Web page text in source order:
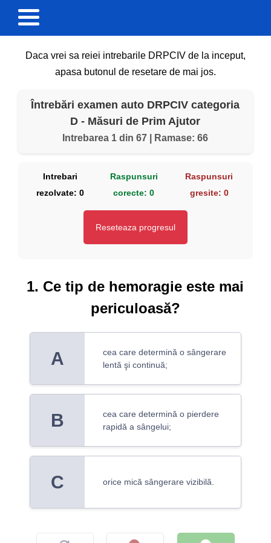
Daca vrei sa reiei intrebarile DRPCIV de la inceput,
apasa butonul de resetare de mai jos.
Întrebări examen auto DRPCIV categoria
D - Măsuri de Prim Ajutor
Intrebarea 1 din 67 | Ramase: 66
Intrebari
rezolvate: 0
Raspunsuri
corecte:0
Raspunsuri
gresite: 0
Reseteaza progresul
1. Ce tip de hemoragie este mai
periculoasă?
A
cea care determină o sângerare
lentă şi continuă;
B
cea care determină o pierdere
rapidă a sângelui;
C orice mică sângerare vizibilă.